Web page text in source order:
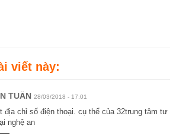
viết này:
TUẤN 28/03/2018 - 17:01
địa chỉ số điện thoại. cụ thể của 32trung tâm tư
nghệ an